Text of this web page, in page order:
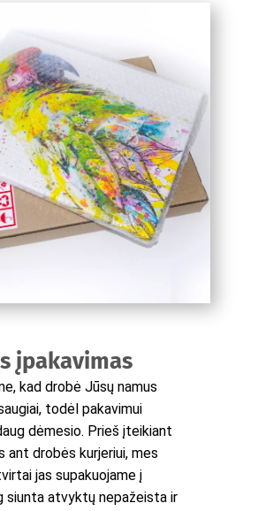
įpakavimas
kad drobė Jūsų namus
todėl pakavimui
dėmesio. Prieš įteikiant
ant drobės kurjeriui, mes
jas supakuojame į
siunta atvyktų nepažeista ir